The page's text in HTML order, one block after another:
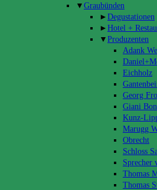
▼ Graubünden
► Degustationen
► Hotel +
▼ Produzenten
Adank
Eichholz
Georg
Giani
Kunz-
Marugg
Obrecht
Schloss
Sprecher
Thomas
Thomas